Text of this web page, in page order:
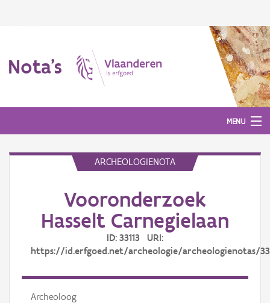
Nota's
MENU
ARCHEOLOGIENOTA
Vooronderzoek
Hasselt Carnegielaan
ID: 33113 URI:
https://id.erfgoed.net/archeologie/archeologienotas/
Archeoloog